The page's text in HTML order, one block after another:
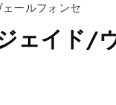
ールフォンセ
ェイド/